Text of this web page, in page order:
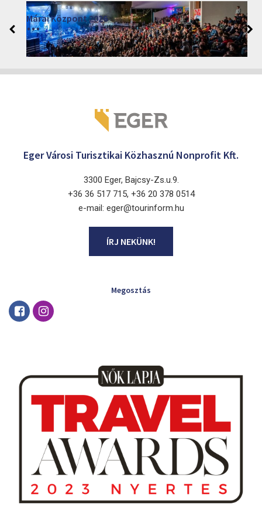
Márai Központ 2026
2026. június 19. - 2026. augusztus 28.
Márai Központ, Eger 3300, Szépasszony-völgy 35.
Eger Városi Turisztikai Közhasznú Nonprofit Kft.
3300 Eger, Bajcsy-Zs.u.9.
+36 36 517 715, +36 20 378 0514
e-mail: eger@tourinform.hu
ÍRJ NEKÜNK!
Megosztás